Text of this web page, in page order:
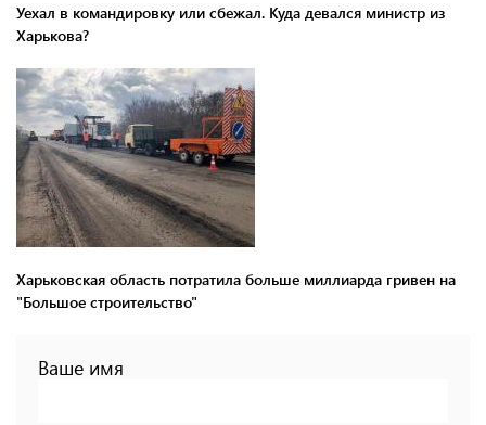
Уехал в командировку или сбежал. Куда девался министр из
Харькова?
Харьковская область потратила больше миллиарда гривен на
"Большое строительство"
Ваше имя